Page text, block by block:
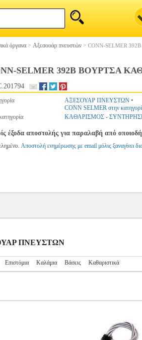
όργανα > Αξεσουάρ πνευστών > CONN-SELMER
SELMER 392B ΒΟΥΡΤΣΑ
ΑΞΕΣΟΥΑΡ ΠΝΕΥΣΤΩΝ •
CONN SELMER στην
ΚΑΘΑΡΙΣΜΟΣ -
έξοδα αποστολής για παραλαβή από
Αποστολή ενημέρωσης με email μόλις ξαναγίνει
ΠΝΕΥΣΤΩΝ
Επιστόμια Καλάμια Βάσεις Καθαριστικά